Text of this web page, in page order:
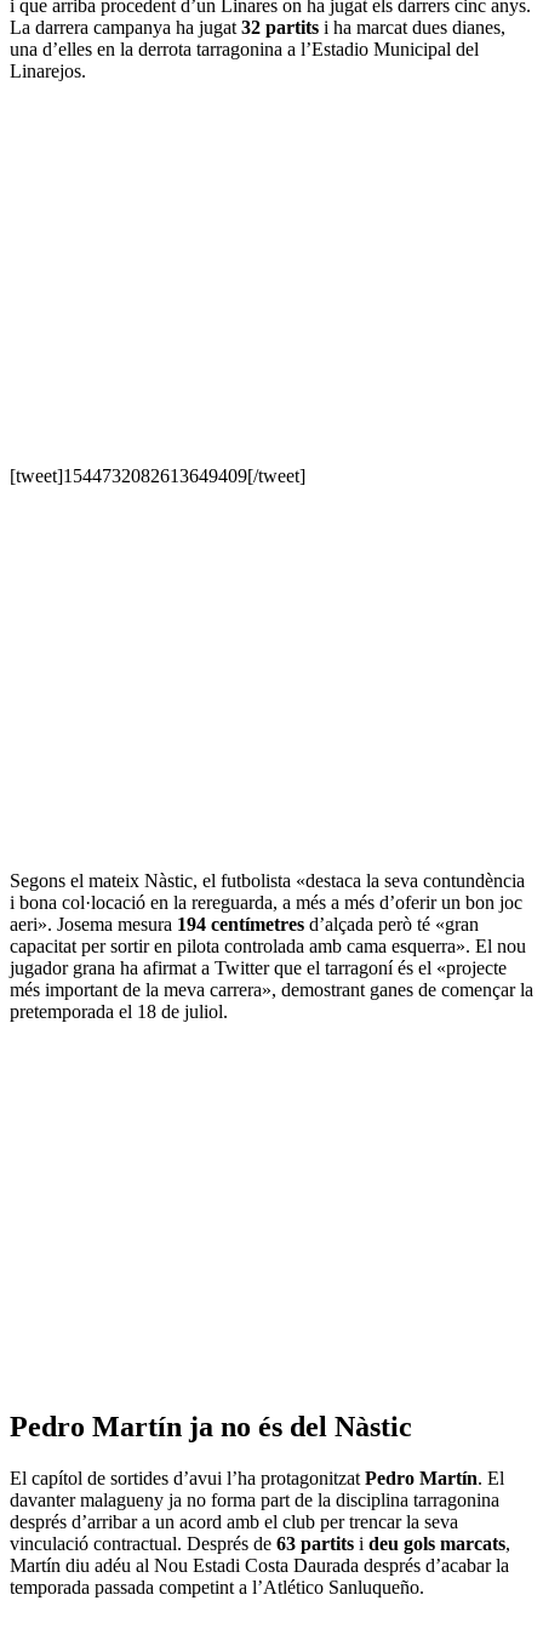
i que arriba procedent d’un Linares on ha jugat els darrers cinc anys.
La darrera campanya ha jugat32 partits i ha marcat dues dianes,
una d’elles en la derrota tarragonina a l’Estadio Municipal del
Linarejos.
[tweet]1544732082613649409[/tweet]
Segons el mateix Nàstic, el futbolista «destaca la seva contundència
i bona col·locació en la rereguarda, a més a més d’oferir un bon joc
aeri». Josema mesura 194 centímetres d’alçada però té «gran
capacitat per sortir en pilota controlada amb cama esquerra». El nou
jugador grana ha afirmat a Twitter que el tarragoní és el «projecte
més important de la meva carrera», demostrant ganes de començar la
pretemporada el 18 de juliol.
Pedro Martín ja no és del Nàstic
El capítol de sortides d’avui l’ha protagonitzat Pedro Martín. El
davanter malagueny ja no forma part de la disciplina tarragonina
després d’arribar a un acord amb el club per trencar la seva
vinculació contractual. Després de 63 partits i deu gols marcats,
Martín diu adéu al Nou Estadi Costa Daurada després d’acabar la
temporada passada competint a l’Atlético Sanluqueño.